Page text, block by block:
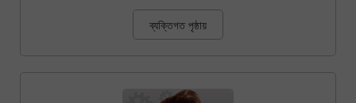
ব্যক্তিগত পৃষ্ঠায়